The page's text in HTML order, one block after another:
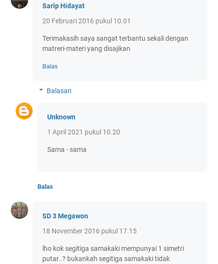
Sarip Hidayat
20 Februari 2016 pukul 10.01
Terimakasih saya sangat terbantu sekali dengan
matreri-materi yang disajikan
Balas
Balasan
Unknown
1 April 2021 pukul 10.20
Sama - sama
Balas
SD 3 Megawon
18 November 2016 pukul 17.15
lho kok segitiga samakaki mempunyai 1 simetri
putar..? bukankah segitiga samakaki tidak